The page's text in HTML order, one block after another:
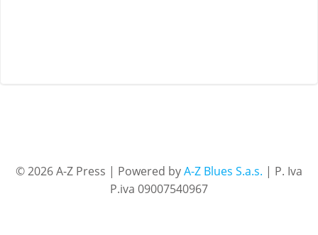
© 2026 A-Z Press | Powered byA-Z Blues S.a.s. | P. Iva
P.iva 09007540967